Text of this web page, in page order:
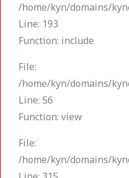
/home/kyn/domains/
Line: 193
Function: include
File:
/home/kyn/domains/
Line: 56
Function: view
File:
/home/kyn/domains/